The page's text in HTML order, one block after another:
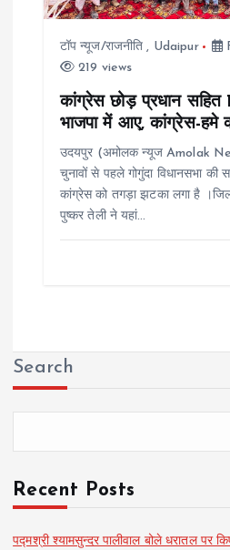
टॉप न्यूज/राजनीति , Udaipur
219 views
कांग्रेस छोड़ प्रधान सहित
भाजपा में आए, कांग्रेस-हमे
उदयपुर (अमोलक न्यूज Amolak
चुनावों से पहले गोगुंदा विधानसभा की
कांग्रेस को तगड़ा झटका लगा है
पुष्कर तेली ने यहां…
Search
Recent Posts
पद्मश्री श्यामसुन्दर पालीवाल बोले धरातल पर